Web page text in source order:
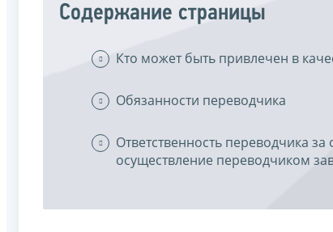
Содержание страницы
Кто может быть привлечен в
Обязанности переводчика
Ответственность переводчика
осуществление переводчиком